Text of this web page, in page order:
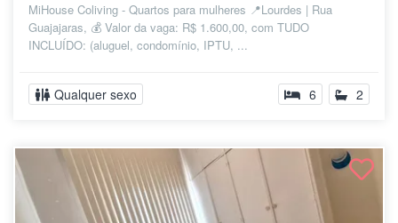
MiHouse Coliving - Quartos para mulheres 📍Lourdes | Rua
Guajajaras, 💰 Valor da vaga: R$ 1.600,00, com TUDO
INCLUÍDO: (aluguel, condomínio, IPTU, ...
Qualquer sexo 6 2